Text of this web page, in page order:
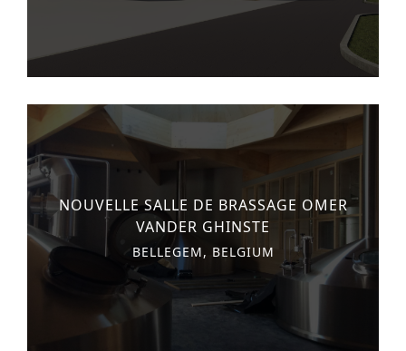
NOUVELLE SALLE DE BRASSAGE OMER
VANDER GHINSTE
BELLEGEM, BELGIUM